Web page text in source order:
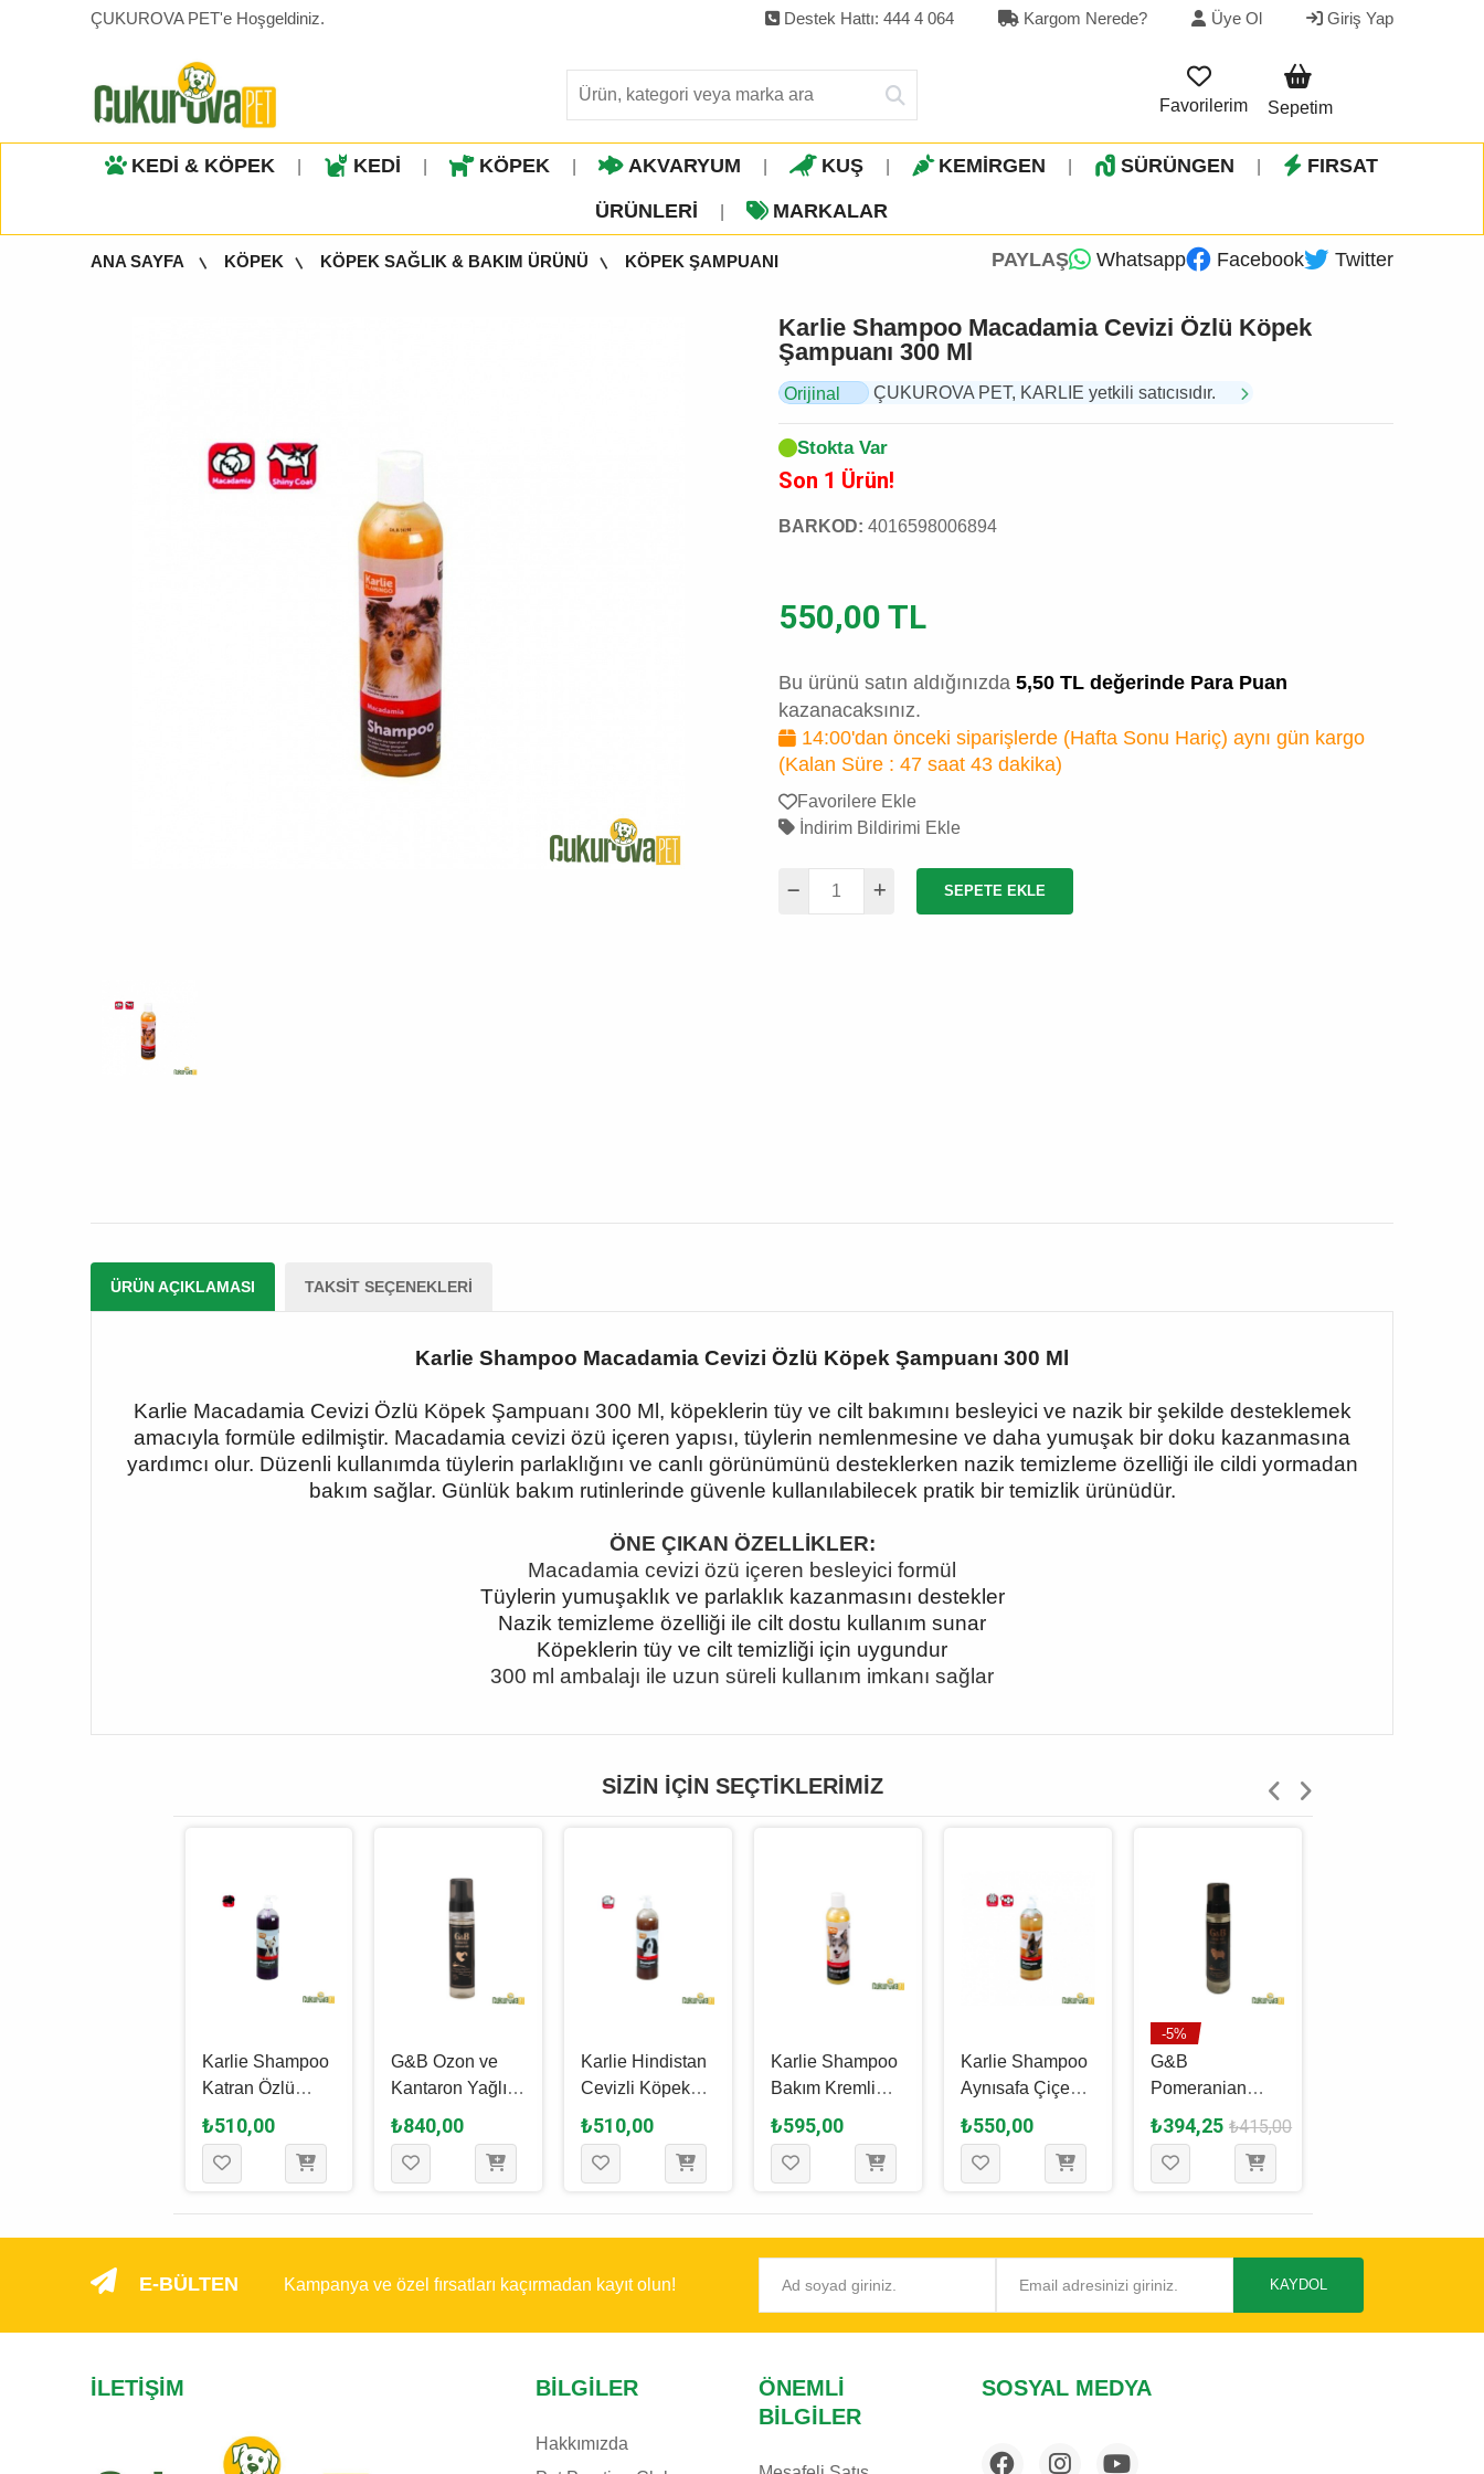
ÇUKUROVA PET'e Hoşgeldiniz. Destek Hattı: 444 4 064 Kargom Nerede? Üye Ol Giriş Yap
Favorilerim Sepetim
KEDİ & KÖPEK KEDİ KÖPEK AKVARYUM KUŞ KEMİRGEN SÜRÜNGEN FIRSAT
ÜRÜNLERI MARKALAR
ANA SAYFA KÖPEK KÖPEK SAĞLIK & BAKIM ÜRÜNÜ KÖPEK ŞAMPUANI PAYLAŞ Whatsapp Facebook Twitter
Karlie Shampoo Macadamia Cevizi Özlü Köpek
Şampuanı 300 Ml
Orijinal
ÇUKUROVA PET, KARLIE yetkili satıcısıdır.
Stokta Var
Son 1 Ürün!
BARKOD: 4016598006894
550,00 TL
Bu ürünü satın aldığınızda 5,50 TL değerinde Para Puan
kazanacaksınız.
14:00'dan önceki siparişlerde (Hafta Sonu Hariç) aynı gün kargo
(Kalan Süre : 47 saat 43 dakika)
Favorilere Ekle
İndirim Bildirimi Ekle
SEPETE EKLE
ÜRÜN AÇIKLAMASI TAKSIT SEÇENEKLERI
Karlie Shampoo Macadamia Cevizi Özlü Köpek Şampuanı 300 Ml
Karlie Macadamia Cevizi Özlü Köpek Şampuanı 300 Ml, köpeklerin tüy ve cilt bakımını besleyici ve nazik bir şekilde desteklemek
amacıyla formüle edilmiştir. Macadamia cevizi özü içeren yapısı, tüylerin nemlenmesine ve daha yumuşak bir doku kazanmasına
yardımcı olur. Düzenli kullanımda tüylerin parlaklığını ve canlı görünümünü desteklerken nazik temizleme özelliği ile cildi yormadan
bakım sağlar. Günlük bakım rutinlerinde güvenle kullanılabilecek pratik bir temizlik ürünüdür.
ÖNE ÇIKAN ÖZELLİKLER:
Macadamia cevizi özü içeren besleyici formül
Tüylerin yumuşaklık ve parlaklık kazanmasını destekler
Nazik temizleme özelliği ile cilt dostu kullanım sunar
Köpeklerin tüy ve cilt temizliği için uygundur
300 ml ambalajı ile uzun süreli kullanım imkanı sağlar
SIZIN İÇIN SEÇTIKLERIMIZ
Karlie Shampoo
Katran Özlü
Köpek
Şampuanı 300
Ml
₺510,00
G&B Ozon ve
Kantaron Yağlı
Köpek
Şampuanı 250
Ml
₺840,00
Karlie Hindistan
Cevizli Köpek
Şampuanı 300
Ml
₺510,00
Karlie Shampoo
Bakım Kremli
Köpek
Şampuanı 300
Ml
₺595,00
Karlie Shampoo
Aynısafa Çiçeği
Ballı Köpek
Şampuanı 300
Ml
₺550,00
-5%
G&B
Pomeranian
Köpek
Şampuanı 250
Ml
₺394,25 ₺415,00
E-BÜLTEN Kampanya ve özel fırsatları kaçırmadan kayıt olun! KAYDOL
İLETIŞIM BILGILER
Hakkımızda
ÖNEMLI
BILGILER
SOSYAL MEDYA